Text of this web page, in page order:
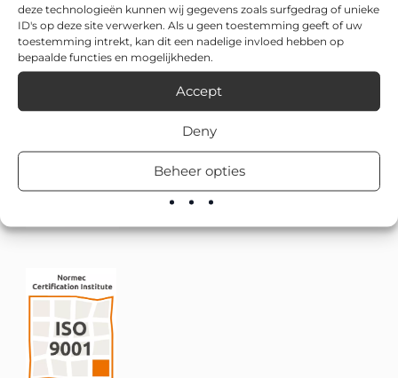
deze technologieën kunnen wij gegevens zoals surfgedrag of unieke
ID's op deze site verwerken. Als u geen toestemming geeft of uw
toestemming intrekt, kan dit een nadelige invloed hebben op
bepaalde functies en mogelijkheden.
Accept
Deny
Beheer opties